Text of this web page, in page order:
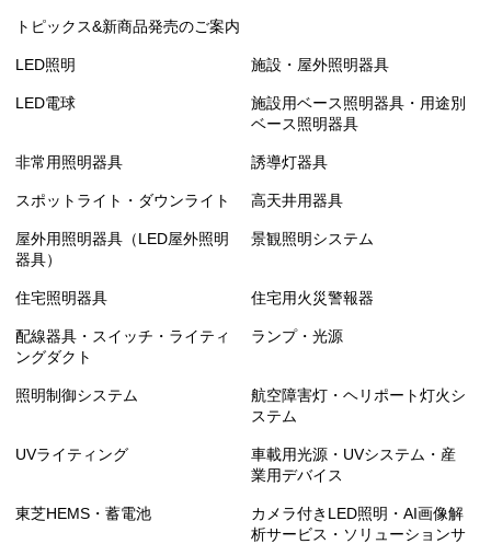
トピックス&新商品発売のご案内
LED照明 施設・屋外照明器具
LED電球
施設用ベース照明器具・用途別
ベース照明器具
非常用照明器具 誘導灯器具
スポットライト・ダウンライト 高天井用器具
屋外用照明器具（LED屋外照明
器具）
景観照明システム
住宅照明器具 住宅用火災警報器
配線器具・スイッチ・ライティ
ングダクト
ランプ・光源
照明制御システム
航空障害灯・ヘリポート灯火シ
ステム
UVライティング
車載用光源・UVシステム・産
業用デバイス
東芝HEMS・蓄電池
カメラ付きLED照明・AI画像解
析サービス・ソリューションサ